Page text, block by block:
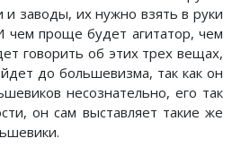
и заводы, их нужно взять в руки
чем проще будет агитатор, чем
говорить об этих трех вещах,
до большевизма, так как он
несознательно, его так
он сам выставляет такие же